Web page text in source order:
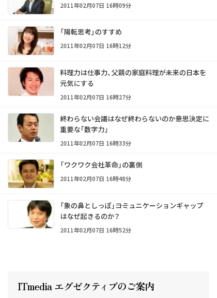
2011年02月07日 16時09分
「陽転思考」のすすめ
2011年02月07日 16時12分
料理力は仕事力、父親の家庭料理が未来の日本を
元気にする
2011年02月07日 16時27分
終わらない会議はなぜ終わらないのか――意思決定に
重要な「数字力」
2011年02月07日 16時33分
「ワクワク会社革命」の裏側
2011年02月07日 16時48分
「象の鼻としっぽ」――コミュニケーションギャップ
はなぜ起きるのか？
2011年02月07日 16時52分
ITmedia エグゼクティ ブのご案内